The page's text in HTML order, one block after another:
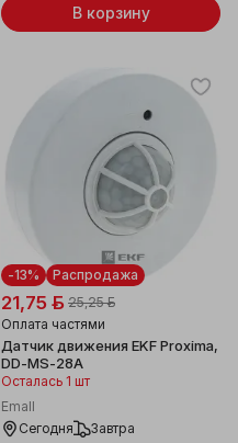
В корзину
Распродажа
-13%
21,75 ƃ 25,25 ƃ
Оплата частями
Датчик движения EKF Proxima,
DD-MS-28A
Осталась 1 шт
Emall
Сегодня
Завтра